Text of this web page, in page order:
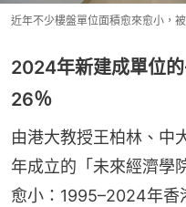
近年不少樓盤單位面積愈來愈小，
2024年新建成單位
26％
由港大教授王柏林、中
年成立的「未來經濟學
愈小：1995–2024年香